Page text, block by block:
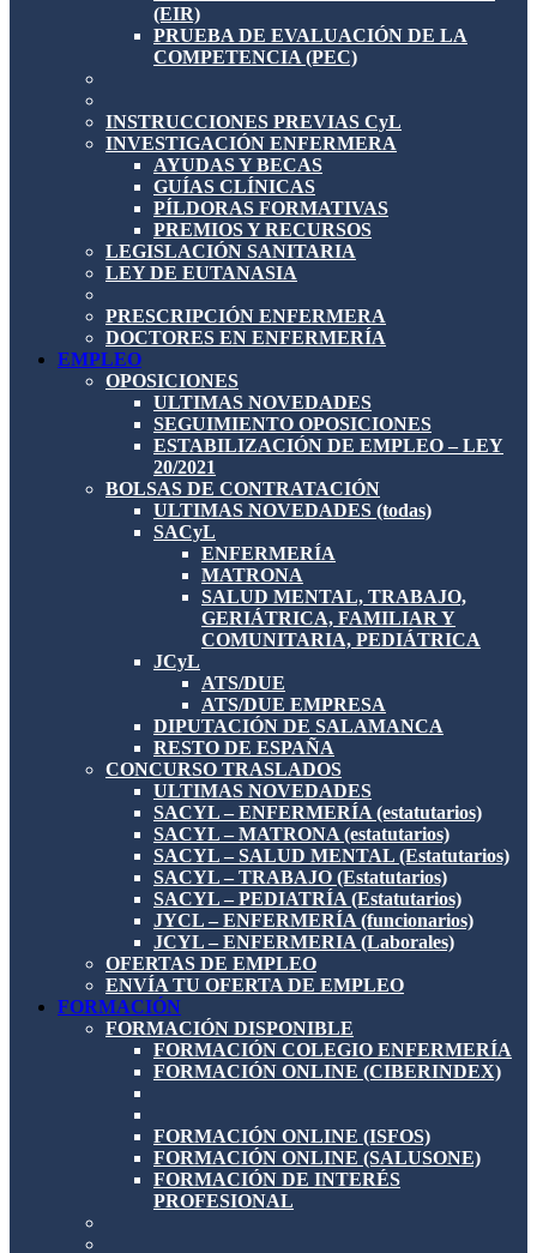
(EIR)
PRUEBA DE EVALUACIÓN DE LA
COMPETENCIA (PEC)
INSTRUCCIONES PREVIAS CyL
INVESTIGACIÓN ENFERMERA
AYUDAS Y BECAS
GUÍAS CLÍNICAS
PÍLDORAS FORMATIVAS
PREMIOS Y RECURSOS
LEGISLACIÓN SANITARIA
LEY DE EUTANASIA
PRESCRIPCIÓN ENFERMERA
DOCTORES EN ENFERMERÍA
EMPLEO
OPOSICIONES
ULTIMAS NOVEDADES
SEGUIMIENTO OPOSICIONES
ESTABILIZACIÓN DE EMPLEO – LEY
20/2021
BOLSAS DE CONTRATACIÓN
ULTIMAS NOVEDADES (todas)
SACyL
ENFERMERÍA
MATRONA
SALUD MENTAL, TRABAJO,
GERIÁTRICA, FAMILIAR Y
COMUNITARIA, PEDIÁTRICA
JCyL
ATS/DUE
ATS/DUE EMPRESA
DIPUTACIÓN DE SALAMANCA
RESTO DE ESPAÑA
CONCURSO TRASLADOS
ULTIMAS NOVEDADES
SACYL – ENFERMERÍA (estatutarios)
SACYL – MATRONA (estatutarios)
SACYL – SALUD MENTAL (Estatutarios)
SACYL – TRABAJO (Estatutarios)
SACYL – PEDIATRÍA (Estatutarios)
JYCL – ENFERMERÍA (funcionarios)
JCYL – ENFERMERIA (Laborales)
OFERTAS DE EMPLEO
ENVÍA TU OFERTA DE EMPLEO
FORMACIÓN
FORMACIÓN DISPONIBLE
FORMACIÓN COLEGIO ENFERMERÍA
FORMACIÓN ONLINE (CIBERINDEX)
FORMACIÓN ONLINE (ISFOS)
FORMACIÓN ONLINE (SALUSONE)
FORMACIÓN DE INTERÉS
PROFESIONAL